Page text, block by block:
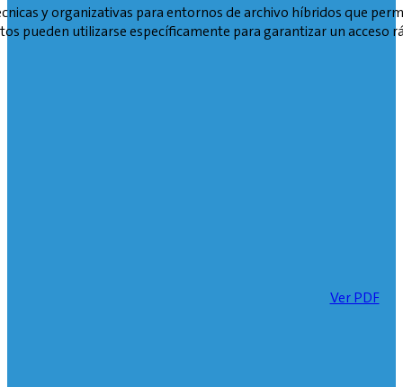
y organizativas para entornos de archivo híbridos que
pueden utilizarse específicamente para garantizar un
Ver PDF